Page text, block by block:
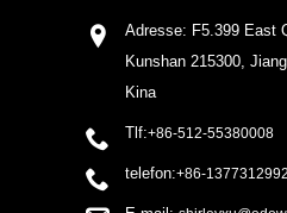
Adresse: F5.399 East
Kunshan 215300,
Kina
Tlf:+86-512-55380008
telefon:+86-